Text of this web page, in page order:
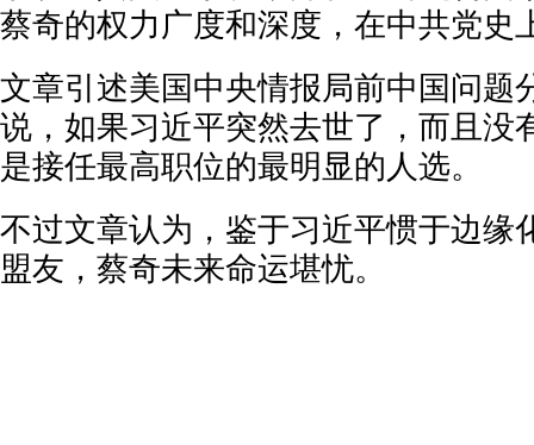
蔡奇的权力广度和深度，在中共党史
文章引述美国中央情报局前中国问题
说，如果习近平突然去世了，而且没
是接任最高职位的最明显的人选。
不过文章认为，鉴于习近平惯于边缘
盟友，蔡奇未来命运堪忧。